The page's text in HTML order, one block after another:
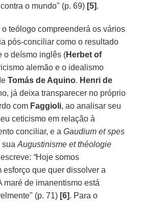
o mundo" (p. 69) [5].
teólogo compreenderá os vários
pós-conciliar como o resultado
o deísmo inglês (Herbet of
alemão e o idealismo
Tomás de Aquino. Henri de
já deixa transparecer no próprio
com Faggioli, ao analisar seu
ceticismo em relação à
conciliar, e aGaudium et spes
suaAugustinisme et théologie
“Hoje somos
esforço que quer dissolver a
maré de imanentismo está
(p. 71) [6]. Para o